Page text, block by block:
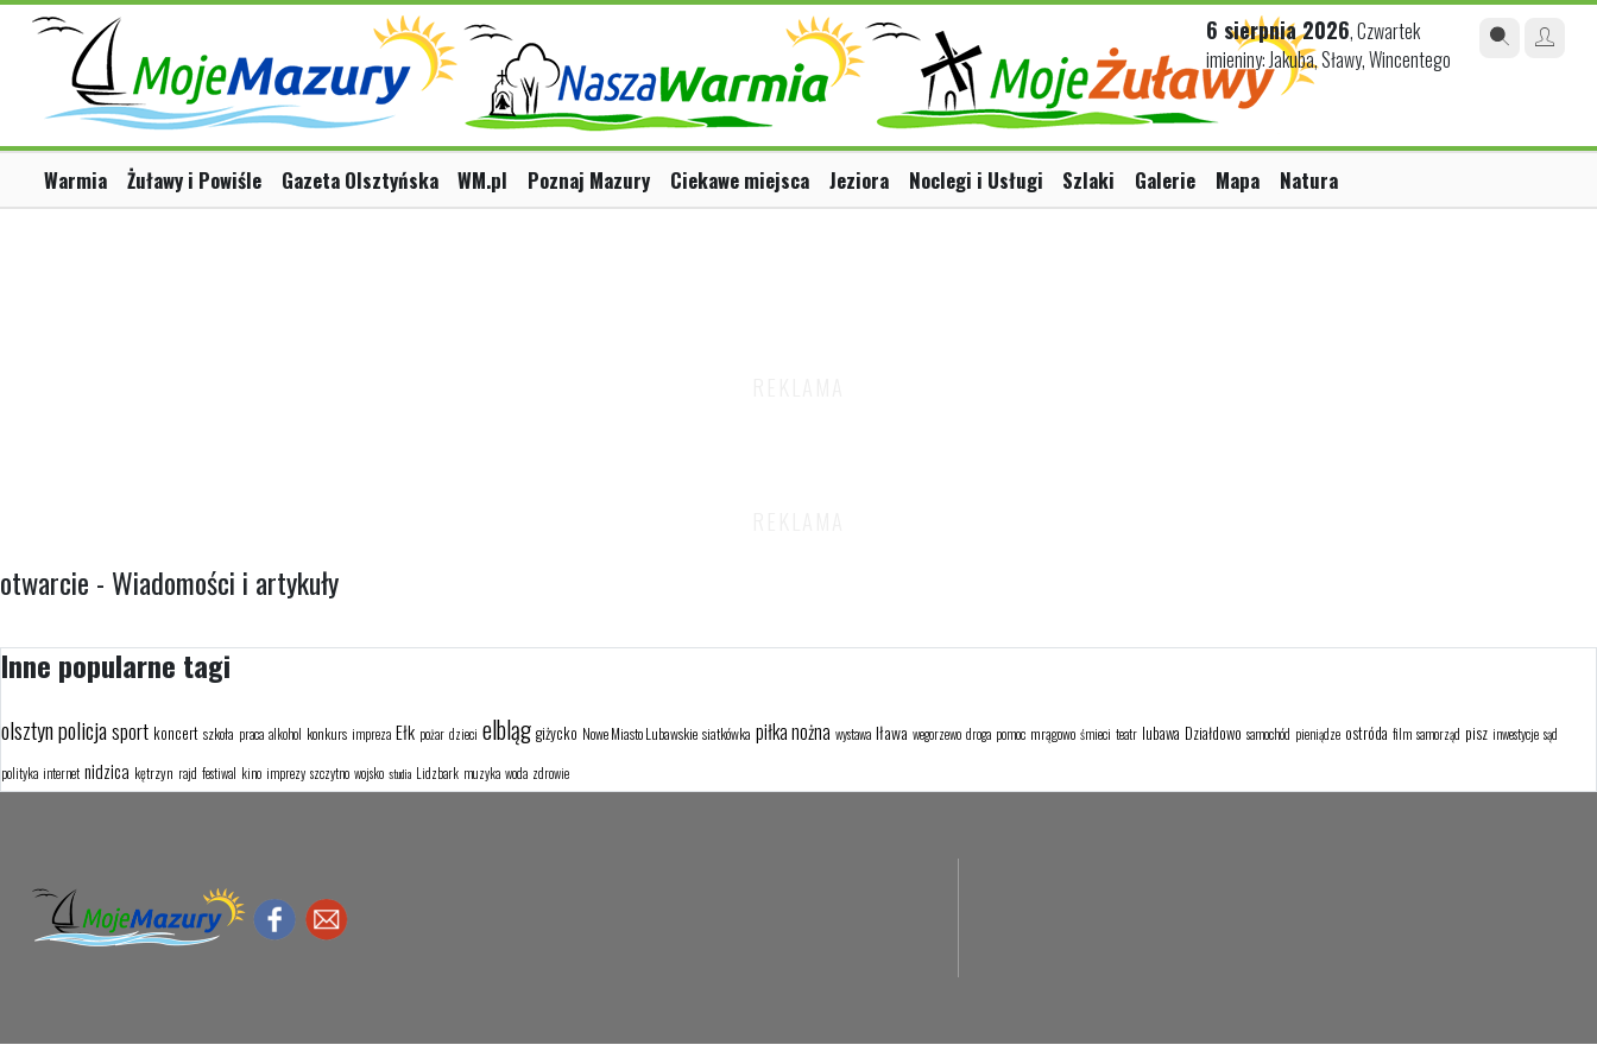
6 sierpnia 2026, Czwartek
imieniny: Jakuba, Sławy, Wincentego
Warmia Żuławy i Powiśle Gazeta Olsztyńska WM.pl Poznaj Mazury Ciekawe miejsca Jeziora Noclegi i Usługi Szlaki Galerie Mapa Natura
otwarcie - Wiadomości i artykuły
Inne popularne tagi
olsztynpolicjasport koncert szkoła praca alkohol konkurs impreza Ełk pożar dzieci elbląg giżycko Nowe Miasto Lubawskie siatkówka piłka nożna wystawa Iława wegorzewo droga pomoc mrągowo śmieci teatr lubawa Działdowo samochód pieniądze ostróda film samorząd pisz inwestycje sąd
polityka internet nidzica kętrzyn rajd festiwal kino imprezy szczytno wojsko studia Lidzbark muzyka woda zdrowie